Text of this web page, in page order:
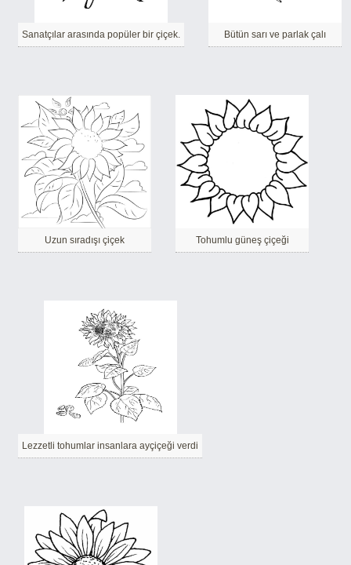
Sanatçılar arasında popüler bir çiçek. Bütün sarı ve parlak çalı
Uzun sıradışı çiçek Tohumlu güneş çiçeği
Lezzetli tohumlar insanlara ayçiçeği verdi